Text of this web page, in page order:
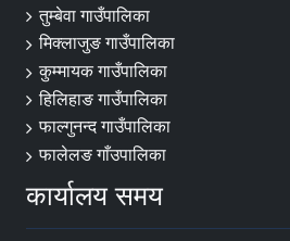
तुम्बेवा गाउँपालिका
मिक्लाजुङ गाउँपालिका
कुम्मायक गाउँपालिका
हिलिहाङ गाउँपालिका
फाल्गुनन्द गाउँपालिका
फालेलङ गाँउपालिका
कार्यालय समय